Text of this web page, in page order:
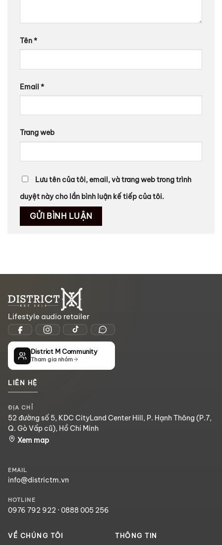
Tên*
Email *
Trang web
Lưu tên của tôi, email, và trang web trong trình
duyệt này cho lần bình luận kế tiếp của tôi.
Lifestyle audio retailer
District M Community
Tham gia nhóm
LIÊN HỆ
ĐỊA CHỈ
52 đường số 5, KDC CityLand Center Hill, P. Hạnh Thông (P.7,
Q. Gò Vấp cũ), Hồ Chí Minh
Xem map
EMAIL
info@districtm.vn
HOTLINE
0976 792 922 · 0888 005 256
VỀ CHÚNG TÔI THÔNG TIN